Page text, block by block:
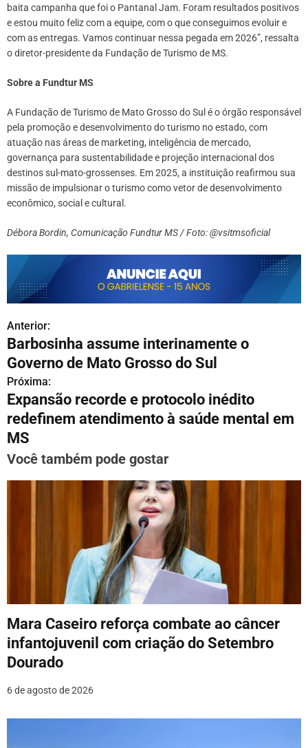
baita campanha que foi o Pantanal Jam. Foram resultados positivos
e estou muito feliz com a equipe, com o que conseguimos evoluir e
com as entregas. Vamos continuar nessa pegada em 2026”, ressalta
o diretor-presidente da Fundação de Turismo de MS.
Sobre a Fundtur MS
A Fundação de Turismo de Mato Grosso do Sul é o órgão responsável
pela promoção e desenvolvimento do turismo no estado, com
atuação nas áreas de marketing, inteligência de mercado,
governança para sustentabilidade e projeção internacional dos
destinos sul-mato-grossenses. Em 2025, a instituição reafirmou sua
missão de impulsionar o turismo como vetor de desenvolvimento
econômico, social e cultural.
Débora Bordin, Comunicação Fundtur MS / Foto: @vsitmsoficial
N
a
v
e
g
a
ç
P
o
s
t
Anterior:
Barbosinha assume interinamente o
Governo de Mato Grosso do Sul
Próxima:
Expansão recorde e protocolo inédito
redefinem atendimento à saúde mental em
MS
Você também pode gostar
Mara Caseiro reforça combate ao câncer
infantojuvenil com criação do Setembro
Dourado
6 de agosto de 2026